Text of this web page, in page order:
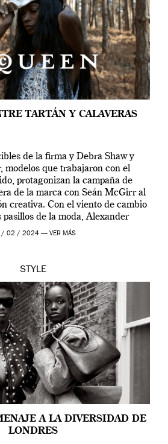
TARTÁN Y CALAVERAS
de la firma y Debra Shaw y
modelos que trabajaron con el
protagonizan la campaña de
de la marca con Seán McGirr al
creativa. Con el viento de cambio
pasillos de la moda, Alexander
se prepara para una […]
/ 02 / 2024 — VER MÁS
STYLE
A LA DIVERSIDAD DE
LONDRES